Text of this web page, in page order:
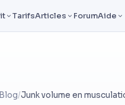
TarifsArticles ForumAide
Blog/